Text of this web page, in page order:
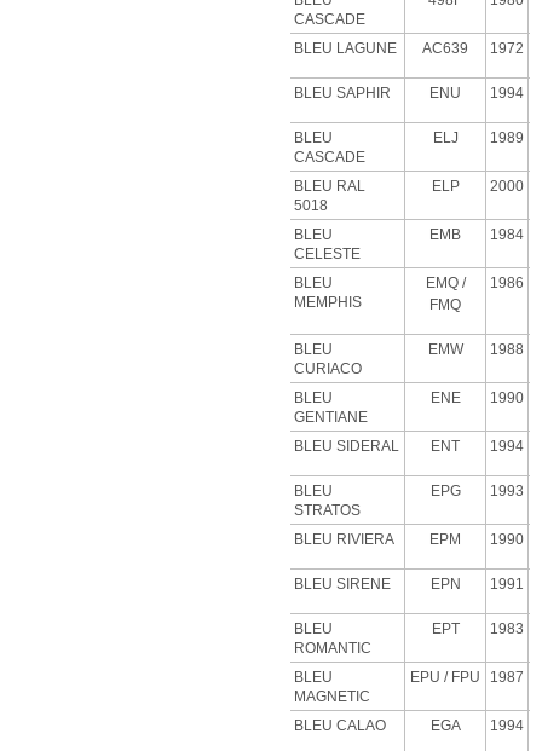
CASCADE
BLEU LAGUNE AC639 1972
BLEU SAPHIR ENU 1994
BLEU
CASCADE
ELJ 1989
BLEU RAL
5018
ELP 2000
BLEU
CELESTE
EMB 1984
BLEU
MEMPHIS
EMQ /
FMQ
1986
BLEU
CURIACO
EMW 1988
BLEU
GENTIANE
ENE 1990
BLEU SIDERAL ENT 1994
BLEU
STRATOS
EPG 1993
BLEU RIVIERA EPM 1990
BLEU SIRENE EPN 1991
BLEU
ROMANTIC
EPT 1983
BLEU
MAGNETIC
EPU / FPU 1987
BLEU CALAO EGA 1994